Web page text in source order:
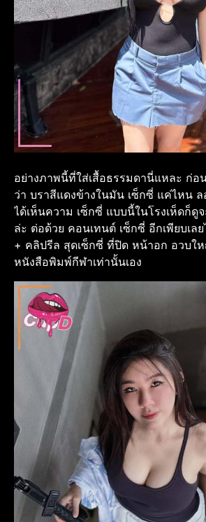
อย่างภาพนี้ที่ใส่เสื้อธรรมดานี่แหละ ก่อน
ว่า บราสีแดงข้างในมัน เซ็กซี่ แค่ไหน ล
ได้เห็นความ เซ็กซี่ แบบนี้ในโรงเห็ดก็ดูจ
ล่ะ ต่อด้วย คอนเทนต์ เซ็กซี่ อีกเพียบเล
+ คลิปรีล สุดเซ็กซี่ ที่ปิด หน้าอก อวบใ
หนังสือพิมพ์กีฬาเท่านั้นเอง